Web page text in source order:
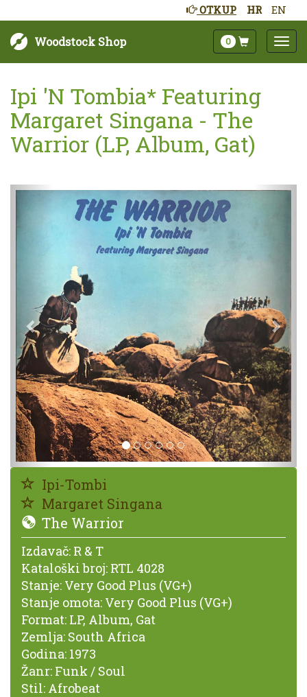
HR EN
OTKUP
Woodstock Shop 0
Ipi 'N Tombia* Featuring
Margaret Singana - The
Warrior (LP, Album, Gat)
Sljedeće
Ipi-Tombi
Margaret Singana
The Warrior
Izdavač: R & T
Kataloški broj: RTL 4028
Stanje: Very Good Plus (VG+)
Stanje omota: Very Good Plus (VG+)
Format: LP, Album, Gat
Zemlja: South Africa
Godina: 1973
Žanr: Funk / Soul
Stil: Afrobeat